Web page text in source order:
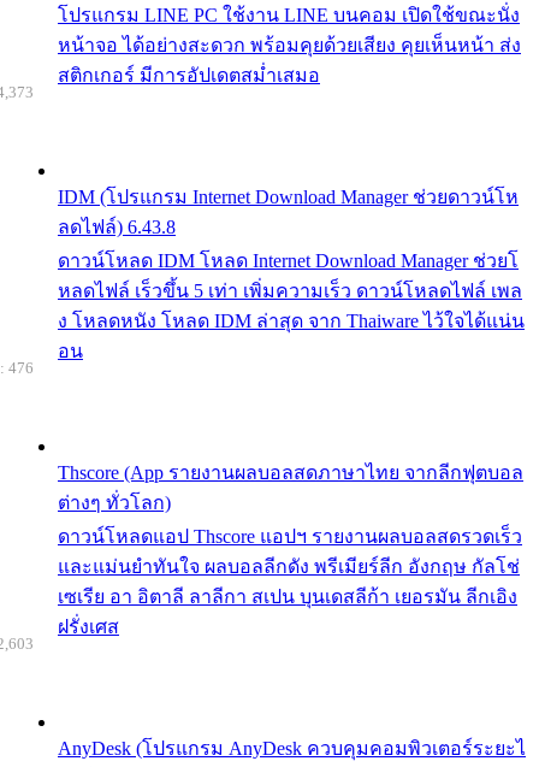
โปรแกรม LINE PC ใช้งาน LINE บนคอม เปิดใช้ขณะนั่ง
หน้าจอ ได้อย่างสะดวก พร้อมคุยด้วยเสียง คุยเห็นหน้า ส่ง
สติกเกอร์ มีการอัปเดตสม่ำเสมอ
IDM (โปรแกรม Internet Download Manager ช่วยดาวน์โห
ลดไฟล์) 6.43.8
ดาวน์โหลด IDM โหลด Internet Download Manager ช่วยโ
หลดไฟล์ เร็วขึ้น 5 เท่า เพิ่มความเร็ว ดาวน์โหลดไฟล์ เพล
ง โหลดหนัง โหลด IDM ล่าสุด จาก Thaiware ไว้ใจได้แน่น
อน
Thscore (App รายงานผลบอลสดภาษาไทย จากลีกฟุตบอล
ต่างๆ ทั่วโลก)
ดาวน์โหลดแอป Thscore แอปฯ รายงานผลบอลสดรวดเร็ว
และแม่นยำทันใจ ผลบอลลีกดัง พรีเมียร์ลีก อังกฤษ กัลโช่
เซเรีย อา อิตาลี ลาลีกา สเปน บุนเดสลีก้า เยอรมัน ลีกเอิง
ฝรั่งเศส
476
AnyDesk (โปรแกรม AnyDesk ควบคุมคอมพิวเตอร์ระยะไ